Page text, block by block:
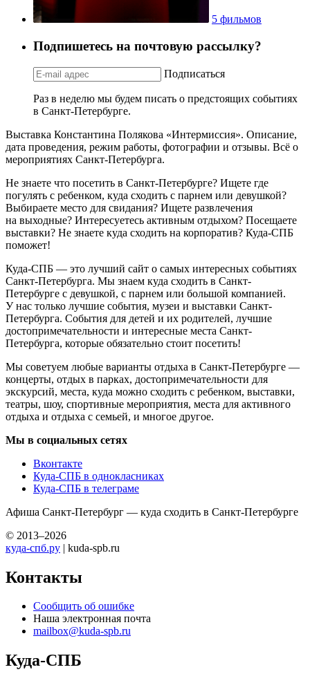
5 фильмов
Подпишетесь на почтовую рассылку?
Подписаться
Раз в неделю мы будем писать о предстоящих событиях
в Санкт-Петербурге.
Выставка Константина Полякова «Интермиссия». Описание,
дата проведения, режим работы, фотографии и отзывы. Всё о
мероприятиях Санкт-Петербурга.
Не знаете что посетить в Санкт-Петербурге? Ищете где
погулять с ребенком, куда сходить с парнем или девушкой?
Выбираете место для свидания? Ищете развлечения
на выходные? Интересуетесь активным отдыхом? Посещаете
выставки? Не знаете куда сходить на корпоратив? Куда-СПБ
поможет!
Куда-СПБ — это лучший сайт о самых интересных событиях
Санкт-Петербурга. Мы знаем куда сходить в Санкт-
Петербурге с девушкой, с парнем или большой компанией.
У нас только лучшие события, музеи и выставки Санкт-
Петербурга. События для детей и их родителей, лучшие
достопримечательности и интересные места Санкт-
Петербурга, которые обязательно стоит посетить!
Мы советуем любые варианты отдыха в Санкт-Петербурге —
концерты, отдых в парках, достопримечательности для
экскурсий, места, куда можно сходить с ребенком, выставки,
театры, шоу, спортивные мероприятия, места для активного
отдыха и отдыха с семьей, и многое другое.
Мы в социальных сетях
Вконтакте
Куда-СПБ в однокласниках
Куда-СПБ в телеграме
Афиша Санкт-Петербург — куда сходить в Санкт-Петербурге
© 2013–2026
куда-спб.ру | kuda-spb.ru
Контакты
Сообщить об ошибке
Наша электронная почта
mailbox@kuda-spb.ru
Куда-СПБ